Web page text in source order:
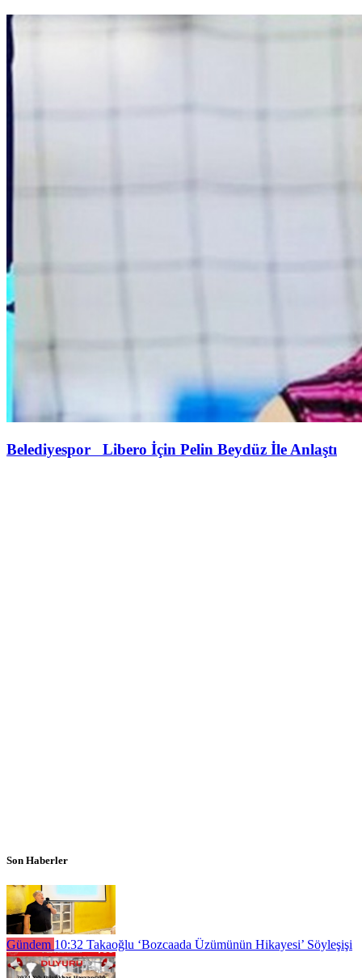
Belediyespor Libero İçin Pelin Beydüz İle Anlaştı
Son Haberler
Gündem 10:32 Takaoğlu ‘Bozcaada Üzümünün Hikayesi’ Söyleşişi